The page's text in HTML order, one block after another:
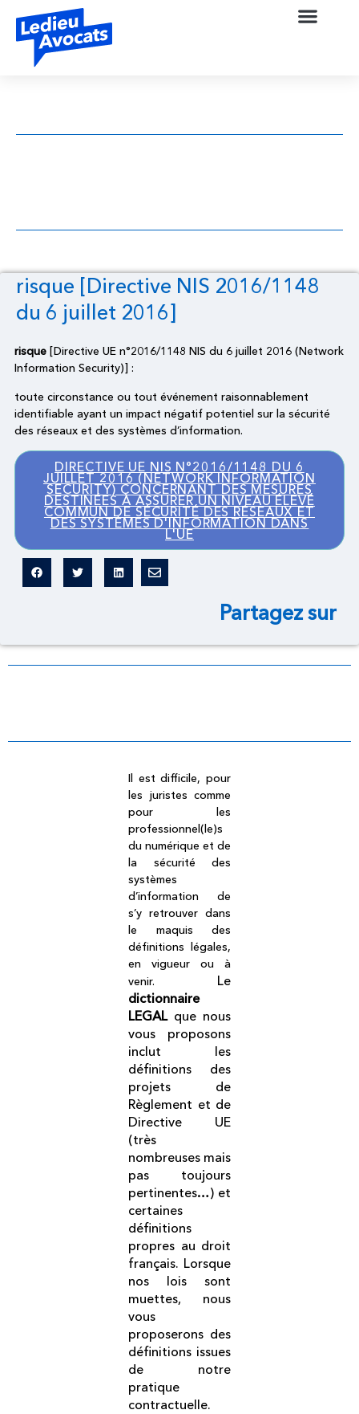
risque [Directive NIS 2016/1148
du 6 juillet 2016]
risque [Directive UE n°2016/1148 NIS du 6 juillet 2016 (Network
Information Security)] :
toute circonstance ou tout événement raisonnablement
identifiable ayant un impact négatif potentiel sur la sécurité
des réseaux et des systèmes d’information.
DIRECTIVE UE NIS N°2016/1148 DU 6
JUILLET 2016 (NETWORK INFORMATION
SECURITY) CONCERNANT DES MESURES
DESTINÉES À ASSURER UN NIVEAU ÉLEVÉ
COMMUN DE SÉCURITÉ DES RÉSEAUX ET
DES SYSTÈMES D'INFORMATION DANS
L'UE
Partagez sur
Il est difficile, pour
les juristes comme
pour les
professionnel(le)s
du numérique et de
la sécurité des
systèmes
d’information de
s’y retrouver dans
le maquis des
définitions légales,
en vigueur ou à
venir. Le
dictionnaire
LEGAL que nous
vous proposons
inclut les
définitions des
projets de
Règlement et de
Directive UE
(très
nombreuses mais
pas toujours
pertinentes…) et
certaines
définitions
propres au droit
français. Lorsque
nos lois sont
muettes, nous
vous
proposerons des
définitions issues
de notre
pratique
contractuelle.